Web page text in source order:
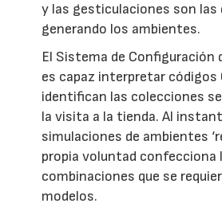
y las gesticulaciones son las
generando los ambientes.
El Sistema de Configuración
es capaz interpretar códigos
identifican las colecciones
la visita a la tienda. Al
simulaciones de ambientes
propia voluntad
combinaciones que se
modelos.